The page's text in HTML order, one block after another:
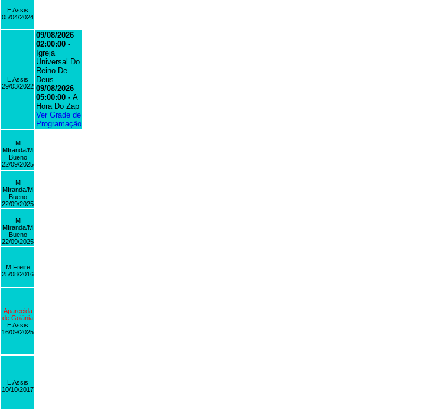
E Assis
05/04/2024
E Assis
29/03/2022
09/08/2026
02:00:00 -
Igreja
Universal Do
Reino De
Deus
09/08/2026
05:00:00 - A
Hora Do Zap
Ver Grade de
Programação
M
MIranda/M
Bueno
22/09/2025
M
MIranda/M
Bueno
22/09/2025
M
MIranda/M
Bueno
22/09/2025
M Freire
25/08/2016
Aparecida
de Goiânia
E Assis
16/09/2025
E Assis
10/10/2017